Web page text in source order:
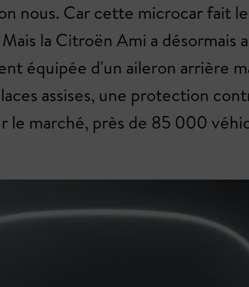
nous. Car cette microcar fait
la Citroën Ami a désormais
équipée d'un aileron arrière
assises, une protection
le marché, près de 85 000